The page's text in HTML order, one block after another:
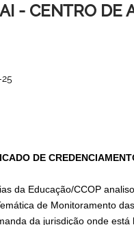
- CENTRO DE
DE
da Educação/CCOP
de Monitoramento
da jurisdição onde